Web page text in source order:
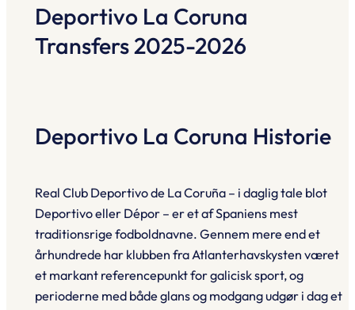
Deportivo La Coruna
Transfers 2025-2026
Deportivo La Coruna Historie
Real Club Deportivo de La Coruña – i daglig tale blot
Deportivo eller Dépor – er et af Spaniens mest
traditionsrige fodboldnavne. Gennem mere end et
århundrede har klubben fra Atlanterhavskysten været
et markant referencepunkt for galicisk sport, og
perioderne med både glans og modgang udgør i dag et